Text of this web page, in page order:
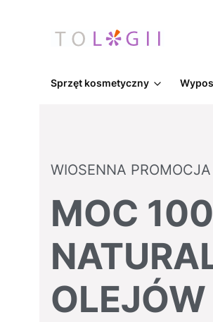
Sprzęt kosmetyczny
WIOSENNA PROMOCJA
MOC
OLEJÓW